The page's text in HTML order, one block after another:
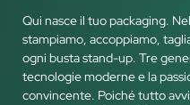
Qui nasce il tuo packaging.
stampiamo, accoppiamo,
ogni busta stand-up. Tre
tecnologie moderne e la
convincente. Poiché tutto